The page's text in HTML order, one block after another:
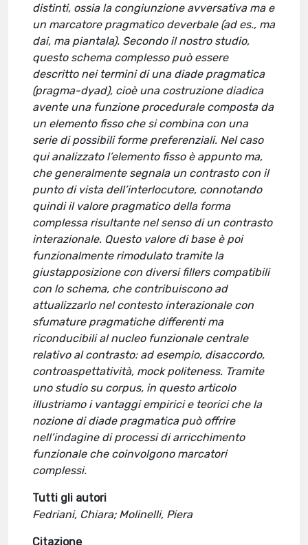
distinti, ossia la congiunzione avversativa ma e
un marcatore pragmatico deverbale (ad es., ma
dai, ma piantala). Secondo il nostro studio,
questo schema complesso può essere
descritto nei termini di una diade pragmatica
(pragma-dyad), cioè una costruzione diadica
avente una funzione procedurale composta da
un elemento fisso che si combina con una
serie di possibili forme preferenziali. Nel caso
qui analizzato l’elemento fisso è appunto ma,
che generalmente segnala un contrasto con il
punto di vista dell’interlocutore, connotando
quindi il valore pragmatico della forma
complessa risultante nel senso di un contrasto
interazionale. Questo valore di base è poi
funzionalmente rimodulato tramite la
giustapposizione con diversi fillers compatibili
con lo schema, che contribuiscono ad
attualizzarlo nel contesto interazionale con
sfumature pragmatiche differenti ma
riconducibili al nucleo funzionale centrale
relativo al contrasto: ad esempio, disaccordo,
controaspettatività, mock politeness. Tramite
uno studio su corpus, in questo articolo
illustriamo i vantaggi empirici e teorici che la
nozione di diade pragmatica può offrire
nell’indagine di processi di arricchimento
funzionale che coinvolgono marcatori
complessi.
Tutti gli autori
Fedriani, Chiara; Molinelli, Piera
Citazione